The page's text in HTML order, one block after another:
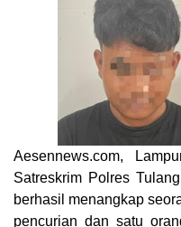
Aesennews.com,
Satreskrim Polres
berhasil menangkap
pencurian dan satu